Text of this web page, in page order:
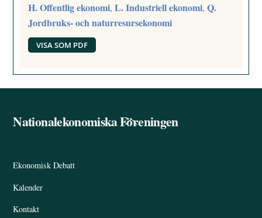
H. Offentlig ekonomi,L. Industriell ekonomi,Q.
Jordbruks- och naturresursekonomi
VISA SOM PDF
Back
Nationalekonomiska Föreningen
Ekonomisk Debatt
Kalender
Kontakt